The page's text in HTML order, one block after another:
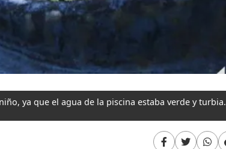
ya que el agua de la piscina estaba verde y turbia.